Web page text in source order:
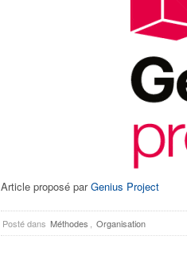
Article proposé parGenius Project
Posté dans Méthodes Organisation